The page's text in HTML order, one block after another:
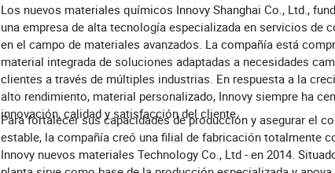
Los nuevos materiales químicos Innovy Shanghai Co., Ltd.,
una empresa de alta tecnología especializada en servicios de
en el campo de materiales avanzados. La compañía está
material integrada de soluciones adaptadas a necesidades
clientes a través de múltiples industrias. En respuesta a la
alto rendimiento, material personalizado, Innovy siempre ha
innovación, calidad y satisfacción del cliente.
Para fortalecer sus capacidades de producción y asegurar el
estable, la compañía creó una filial de fabricación totalmente
Innovy nuevos materiales Technology Co., Ltd - en 2014.